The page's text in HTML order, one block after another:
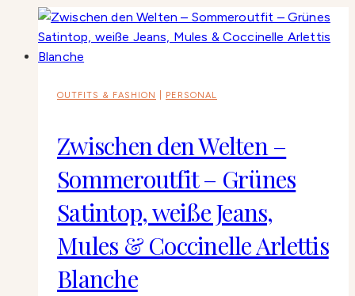
OUTFITS & FASHION PERSONAL
Zwischen den Welten –
Sommeroutfit – Grünes
Satintop, weiße Jeans,
Mules & Coccinelle Arlettis
Blanche